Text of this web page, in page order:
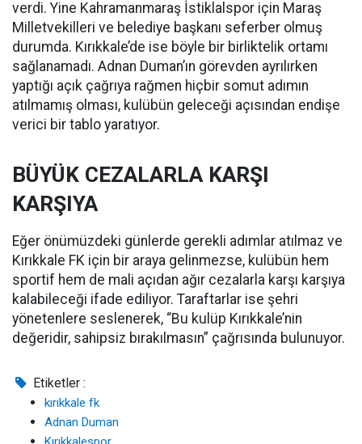
verdi. Yine Kahramanmaraş İstiklalspor için Maraş
Milletvekilleri ve belediye başkanı seferber olmuş
durumda. Kırıkkale’de ise böyle bir birliktelik ortamı
sağlanamadı. Adnan Duman’ın görevden ayrılırken
yaptığı açık çağrıya rağmen hiçbir somut adımın
atılmamış olması, kulübün geleceği açısından endişe
verici bir tablo yaratıyor.
BÜYÜK CEZALARLA KARŞI
KARŞIYA
Eğer önümüzdeki günlerde gerekli adımlar atılmaz ve
Kırıkkale FK için bir araya gelinmezse, kulübün hem
sportif hem de mali açıdan ağır cezalarla karşı karşıya
kalabileceği ifade ediliyor. Taraftarlar ise şehri
yönetenlere seslenerek, “Bu kulüp Kırıkkale’nin
değeridir, sahipsiz bırakılmasın” çağrısında bulunuyor.
Etiketler :
kırıkkale fk
Adnan Duman